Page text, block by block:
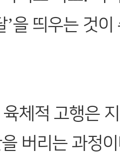
’을 띄우는 것
체적 고행은
버리는 과정